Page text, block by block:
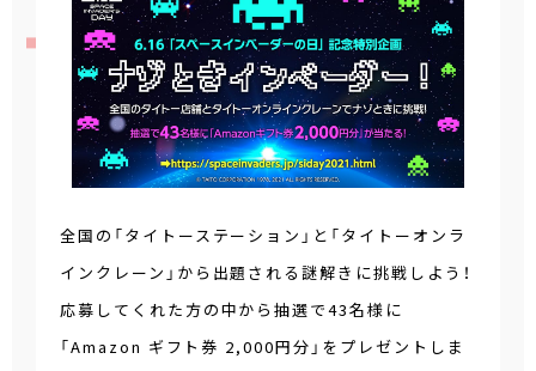
全国の「タイトーステーション」と「タイトーオンラ
インクレーン」から出題される謎解きに挑戦しよう！
応募してくれた方の中から抽選で43名様に
「Amazon ギフト券 2,000円分」をプレゼントしま